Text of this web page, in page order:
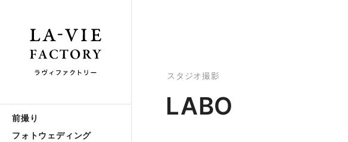
前撮り
フォトウェディング
スタジオ撮影
LABO